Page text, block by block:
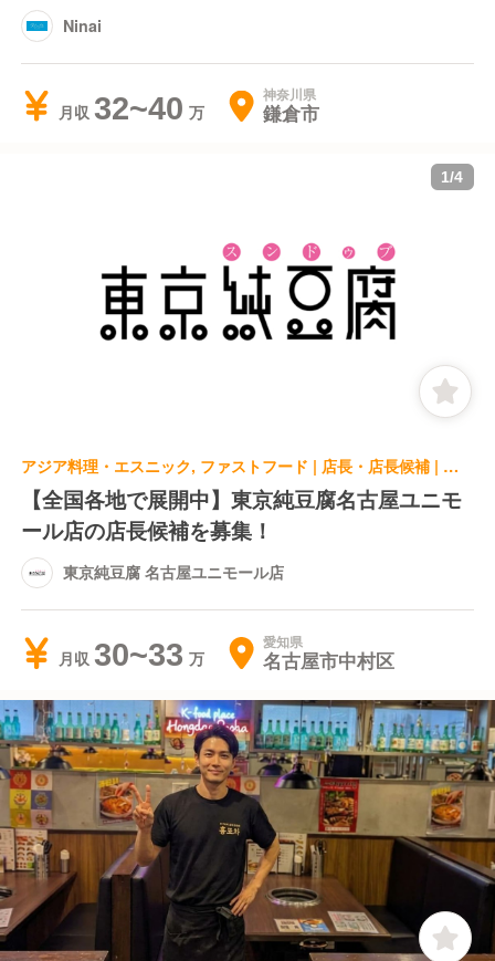
Ninai
月収 32~40 神奈川県
鎌倉市
1/4
アジア料理・エスニック, ファストフード | 店長・店長候補 | 東京純豆腐 名古屋ユニモール店
【全国各地で展開中】東京純豆腐名古屋ユニモ
ール店の店長候補を募集！
東京純豆腐 名古屋ユニモール店
月収 30~33 愛知県
名古屋市中村区